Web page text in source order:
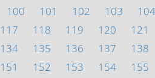
100 101 102 103 104
117 118 119 120 121
134 135 136 137 138
151 152 153 154 155